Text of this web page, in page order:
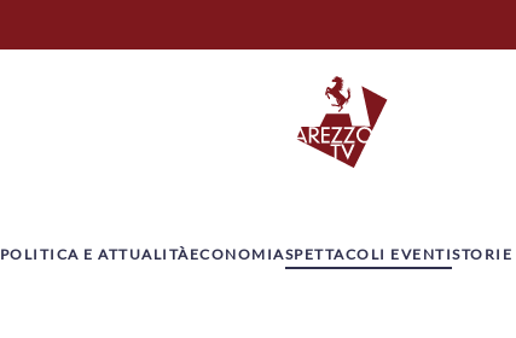
POLITICA E ATTUALITÀECONOMIASPETTACOLI EVENTI